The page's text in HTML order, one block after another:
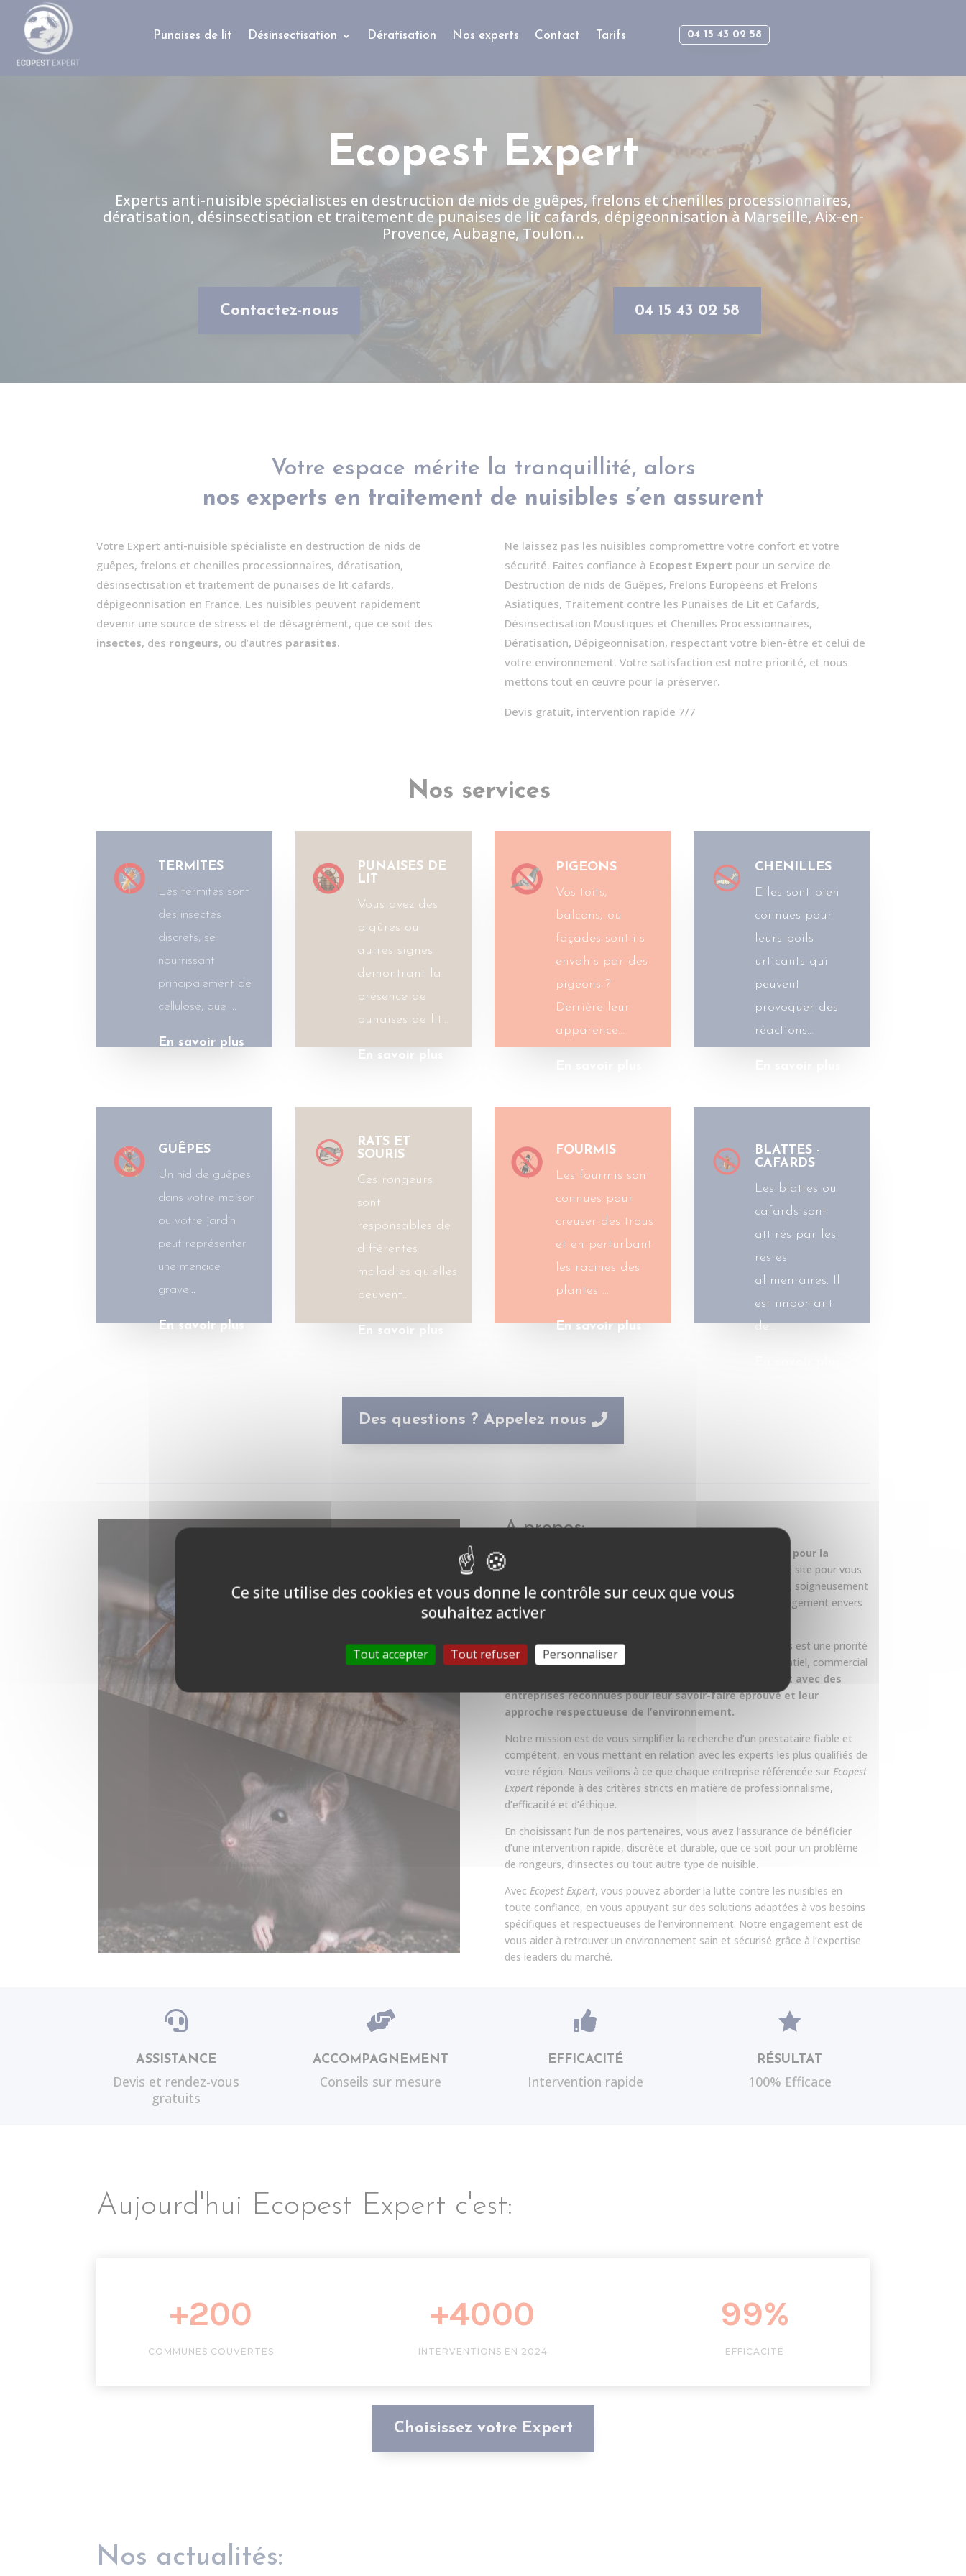
Punaises de lit Désinsectisation Dératisation Nos experts Contact Tarifs 04 15 43 02 58
Ecopest Expert
Experts anti-nuisible spécialistes en destruction de nids de guêpes, frelons et chenilles processionnaires,
dératisation, désinsectisation et traitement de punaises de lit cafards, dépigeonnisation à Marseille, Aix-en-
Provence, Aubagne, Toulon…
Contactez-nous 04 15 43 02 58
Votre espace mérite la tranquillité, alors
nos experts en traitement de nuisibles s’en assurent
Votre Expert anti-nuisible spécialiste en destruction de nids de
guêpes, frelons et chenilles processionnaires, dératisation,
désinsectisation et traitement de punaises de lit cafards,
dépigeonnisation en France. Les nuisibles peuvent rapidement
devenir une source de stress et de désagrément, que ce soit des
insectes, des rongeurs, ou d’autres parasites.
Ne laissez pas les nuisibles compromettre votre confort et votre
sécurité. Faites confiance à Ecopest Expert pour un service de
Destruction de nids de Guêpes, Frelons Européens et Frelons
Asiatiques, Traitement contre les Punaises de Lit et Cafards,
Désinsectisation Moustiques et Chenilles Processionnaires,
Dératisation, Dépigeonnisation, respectant votre bien-être et celui de
votre environnement. Votre satisfaction est notre priorité, et nous
mettons tout en œuvre pour la préserver.
Devis gratuit, intervention rapide 7/7
Nos services
TERMITES
Les termites sont
des insectes
discrets, se
nourrissant
principalement de
cellulose, que …
En savoir plus
PUNAISES DE
LIT
Vous avez des
piqûres ou
autres signes
demontrant la
présence de
punaises de lit…
PIGEONS
Vos toits,
balcons, ou
façades sont-ils
envahis par des
pigeons ?
Derrière leur
apparence…
CHENILLES
Elles sont bien
connues pour
leurs poils
urticants qui
peuvent
provoquer des
réactions…
GUÊPES
Un nid de guêpes
dans votre maison
ou votre jardin
peut représenter
une menace
grave…
En savoir plus
RATS ET
SOURIS
Ces rongeurs
sont
responsables de
différentes
maladies qu’elles
peuvent…
En savoir plus
FOURMIS
Les fourmis sont
connues pour
creuser des trous
et en perturbant
les racines des
plantes …
En savoir plus
BLATTES -
CAFARDS
Les blattes ou
cafards sont
attirés par les
restes
alimentaires. Il
est important
de…
Des questions ? Appelez nous
A propos:
Bienvenue sur
la plateforme de référence pour la
désinsectisation et la dératisation.
Nous avons conçu ce site pour vous
offrir un accès direct aux meilleurs professionnels du secteur, soigneusement
sélectionnés pour leur expertise, leur expérience et leur engagement envers
un service de qualité.
Chez Ecopest Expert, nous savons que la gestion des nuisibles est une priorité
pour la santé et la sécurité, que ce soit dans un cadre résidentiel, commercial
nous collaborons uniquement avec des
entreprises reconnues pour leur savoir-faire éprouvé et leur
approche respectueuse de l’environnement.
Notre mission est de vous simplifier la recherche d’un prestataire fiable et
compétent, en vous mettant en relation avec les experts les plus qualifiés de
votre région. Nous veillons à ce que chaque entreprise référencée sur Ecopest
Expertréponde à des critères stricts en matière de professionnalisme,
d’efficacité et d’éthique.
En choisissant l’un de nos partenaires, vous avez l’assurance de bénéficier
d’une intervention rapide, discrète et durable, que ce soit pour un problème
de rongeurs, d’insectes ou tout autre type de nuisible.
Avec Ecopest Expert, vous pouvez aborder la lutte contre les nuisibles en
toute confiance, en vous appuyant sur des solutions adaptées à vos besoins
spécifiques et respectueuses de l’environnement. Notre engagement est de
vous aider à retrouver un environnement sain et sécurisé grâce à l’expertise
des leaders du marché.

ASSISTANCE
Devis et rendez-vous
gratuits

ACCOMPAGNEMENT
Conseils sur mesure

EFFICACITÉ
Intervention rapide

RÉSULTAT
100% Efficace
Aujourd'hui Ecopest Expert c'est:
+200
COMMUNES COUVERTES
+4000
INTERVENTIONS EN 2024
99%
EFFICACITÉ
Choisissez votre Expert
Nos actualités:
Panneau de gestion des cookies
Ce site utilise des cookies et vous donne le contrôle sur ceux que vous
souhaitez activer
Tout accepter Tout refuser Personnaliser